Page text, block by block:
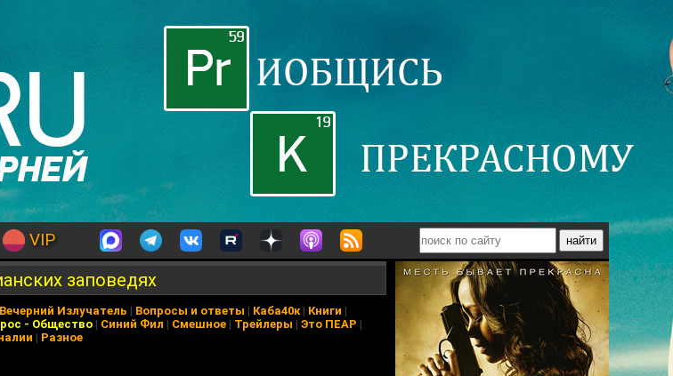
VIP
заповедях
Вечерний Излучатель | Вопросы и ответы | Каба40к| Книги |
- Общество | Синий Фил | Смешное | Трейлеры | Это ПЕАР |
| Разное